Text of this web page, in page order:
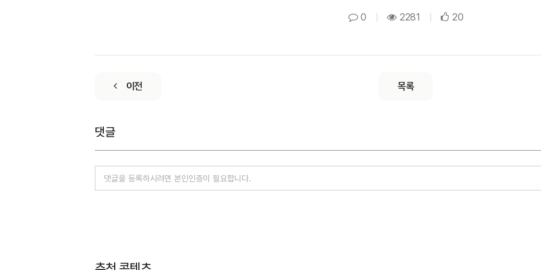
0 2281 20
이전 목록
댓글